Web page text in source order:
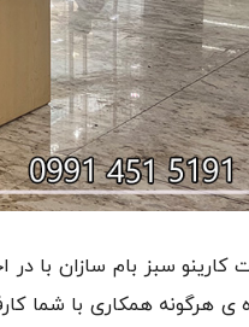
کارینو سبز بام سازان با
ی هرگونه همکاری با شما